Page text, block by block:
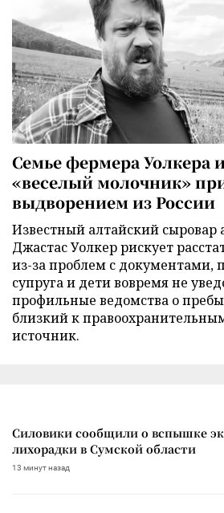
Семье фермера Уолкера
«веселый молочник»
выдворением из России
Известный алтайский сыровар
Джастас Уолкер рискует
из-за проблем с документами,
супруга и дети вовремя не
профильные ведомства о
близкий к
источник.
Силовики сообщили о вспышке
лихорадки в Сумской области
13 минут назад